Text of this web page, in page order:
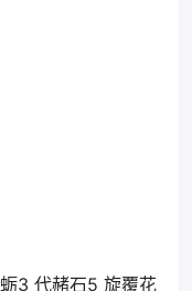
3 代赭石5 旋覆花